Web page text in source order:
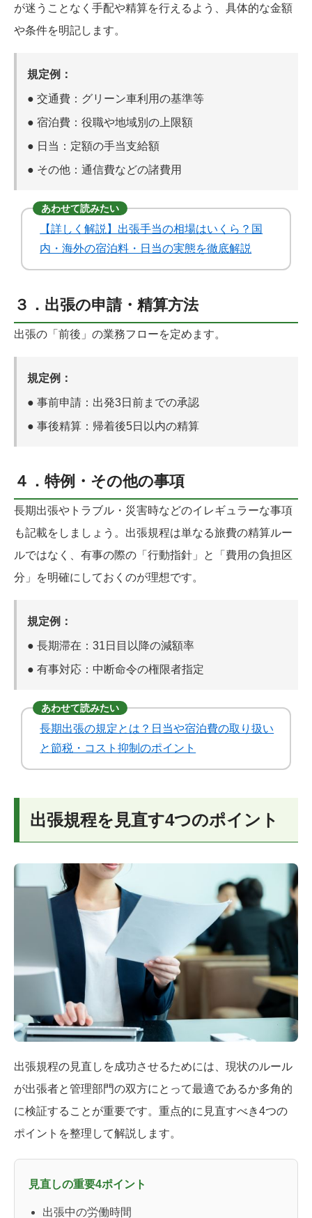
が迷うことなく手配や精算を行えるよう、具体的な金額
や条件を明記します。
規定例：
● 交通費： グリーン車利用の基準等
● 宿泊費： 役職や地域別の上限額
● 日当： 定額の手当支給額
● その他： 通信費などの諸費用
あわせて読みたい
【詳しく解説】出張手当の相場はいくら？国
内・海外の宿泊料・日当の実態を徹底解説
３．出張の申請・精算方法
出張の「前後」の業務フローを定めます。
規定例：
● 事前申請： 出発3日前までの承認
● 事後精算： 帰着後5日以内の精算
４．特例・その他の事項
長期出張やトラブル・災害時などのイレギュラーな事項
も記載をしましょう。出張規程は単なる旅費の精算ルー
ルではなく、有事の際の「行動指針」と「費用の負担区
分」を明確にしておくのが理想です。
規定例：
● 長期滞在： 31日目以降の減額率
● 有事対応： 中断命令の権限者指定
あわせて読みたい
長期出張の規定とは？日当や宿泊費の取り扱い
と節税・コスト抑制のポイント
出張規程を見直す4つのポイント
出張規程の見直しを成功させるためには、現状のルール
が出張者と管理部門の双方にとって最適であるか多角的
に検証することが重要です。重点的に見直すべき4つの
ポイントを整理して解説します。
見直しの重要4ポイント
出張中の労働時間